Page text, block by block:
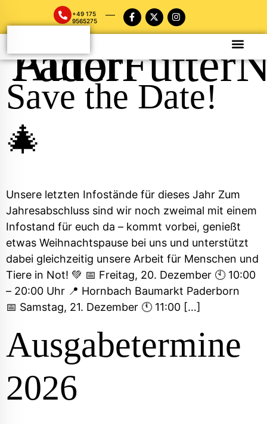
+49 175
9565275
Autor:
Save the Date!
🎄
Unsere letzten Infostände für dieses Jahr Zum
Jahresabschluss sind wir noch zweimal mit einem
Infostand für euch da – kommt vorbei, genießt
etwas Weihnachtspause bei uns und unterstützt
dabei gleichzeitig unsere Arbeit für Menschen und
Tiere in Not! 💚 📅 Freitag, 20. Dezember 🕙 10:00
– 20:00 Uhr 📍 Hornbach Baumarkt Paderborn
📅 Samstag, 21. Dezember 🕚 11:00 […]
Ausgabetermine
2026